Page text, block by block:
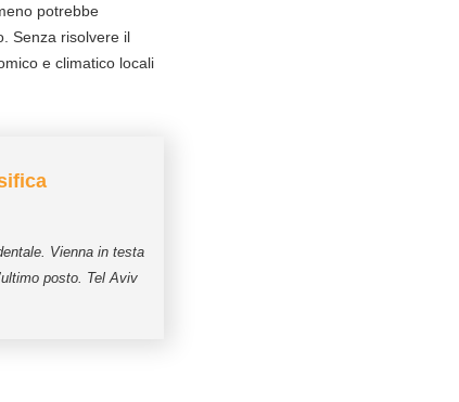
potrebbe
Senza risolvere il
e climatico locali
Vienna in testa
posto. Tel Aviv